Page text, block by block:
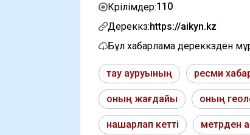
Көрілімдер:110
Дереккөз:https://aikyn.kz
Бұл хабарлама дереккөзден
тау ауруының ресми
оның жағдайы оның
нашарлап кетті метрден